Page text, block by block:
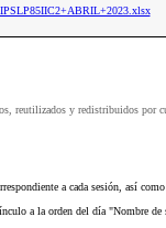
reutilizados y redistribuidos por
a cada sesión, así
a la orden del día "Nombre